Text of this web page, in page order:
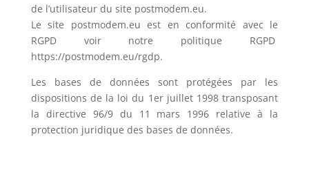
de l’utilisateur du site postmodem.eu.
Le site postmodem.eu est en conformité avec le
RGPD voir notre politique RGPD
https://postmodem.eu/rgdp.
Les bases de données sont protégées par les
dispositions de la loi du 1er juillet 1998 transposant
la directive 96/9 du 11 mars 1996 relative à la
protection juridique des bases de données.